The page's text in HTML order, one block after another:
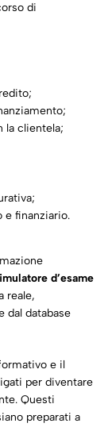
di
la clientela;
e finanziario.
d’esame
reale,
dal database
e il
per diventare
Questi
preparati a